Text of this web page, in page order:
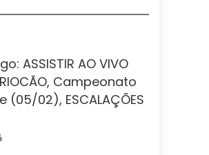
ASSISTIR AO VIVO
Campeonato
02), ESCALAÇÕES